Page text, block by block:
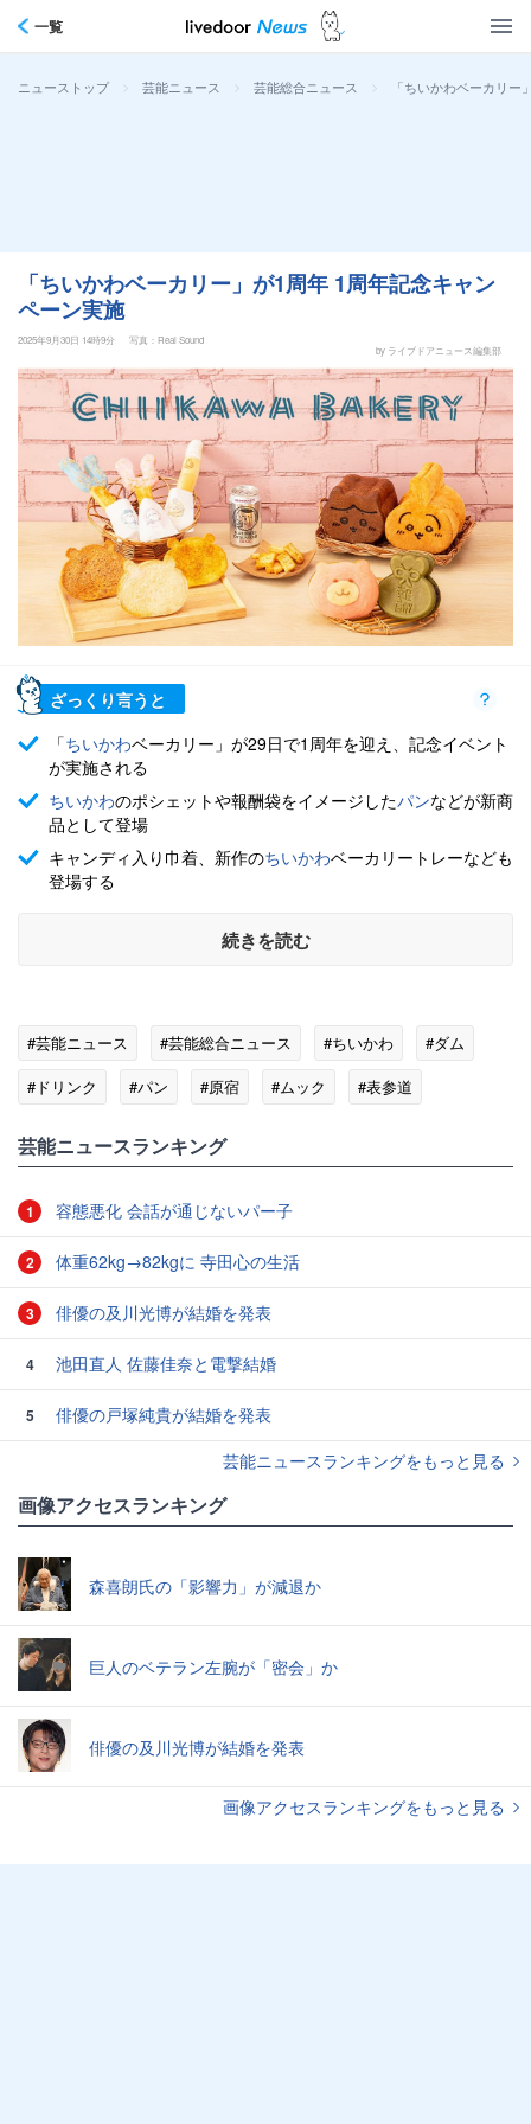
一覧
ニューストップ > 芸能ニュース > 芸能総合ニュース > 「ちいかわベーカリー
「ちいかわベーカリー」が1周年 1周年記念キャン
ペーン実施
2025年9月30日 14時9分
写真：Real Sound
by ライブドアニュース編集部
ざっくり言うと
「ちいかわベーカリー」が29日で1周年を迎え、記念イベント
が実施される
ちいかわのポシェットや報酬袋をイメージしたパンなどが新商
品として登場
キャンディ入り巾着、新作のちいかわベーカリートレーなども
登場する
続きを読む
#芸能ニュース #芸能総合ニュース #ちいかわ
#ダム
#ドリンク
#パン #原宿 #ムック
#表参道
芸能ニュースランキング
1 容態悪化 会話が通じないパー子
2 体重62kg→82kgに 寺田心の生活
3 俳優の及川光博が結婚を発表
4 池田直人 佐藤佳奈と電撃結婚
5
俳優の戸塚純貴が結婚を発表
芸能ニュースランキングをもっと見る
画像アクセスランキング
森喜朗氏の「影響力」が減退か
巨人のベテラン左腕が「密会」か
俳優の及川光博が結婚を発表
画像アクセスランキングをもっと見る